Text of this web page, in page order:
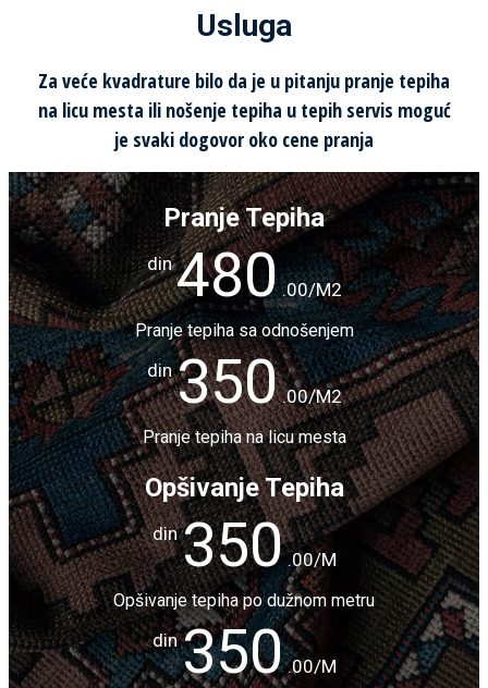
Usluga
Za veće kvadrature bilo da je u pitanju pranje tepiha
na licu mesta ili nošenje tepiha u tepih servis moguć
je svaki dogovor oko cene pranja
Pranje Tepiha
din 480 .00/M2
Pranje tepiha sa odnošenjem
din 350 .00/M2
Pranje tepiha na licu mesta
Opšivanje Tepiha
din 350 .00/M
Opšivanje tepiha po dužnom metru
din 350 .00/M